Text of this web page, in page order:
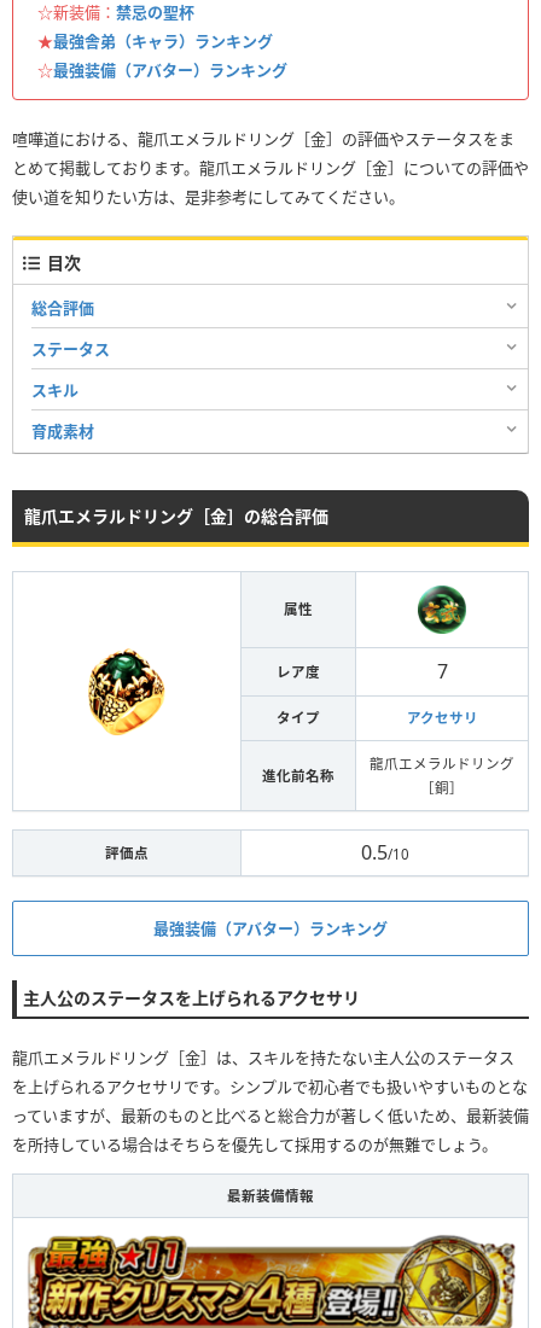
☆新装備： 禁忌の聖杯
★最強舎弟（キャラ）ランキング
☆最強装備（アバター）ランキング
喧嘩道における、龍爪エメラルドリング［金］の評価やステータスをま
とめて掲載しております。龍爪エメラルドリング［金］についての評価や
使い道を知りたい方は、是非参考にしてみてください。
目次
総合評価
ステータス
スキル
育成素材
龍爪エメラルドリング［金］の総合評価
属性
レア度 7
タイプ アクセサリ
進化前名称
龍爪エメラルドリング
［銅］
評価点 0.5/10
最強装備（アバター）ランキング
主人公のステータスを上げられるアクセサリ
龍爪エメラルドリング［金］は、スキルを持たない主人公のステータス
を上げられるアクセサリです。シンプルで初心者でも扱いやすいものとな
っていますが、最新のものと比べると総合力が著しく低いため、最新装備
を所持している場合はそちらを優先して採用するのが無難でしょう。
最新装備情報